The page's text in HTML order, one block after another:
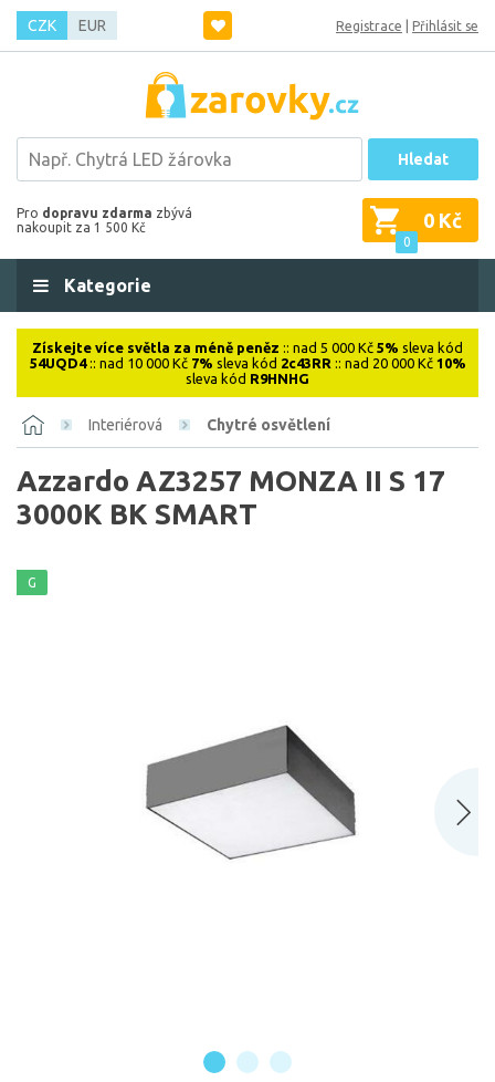
CZK EUR Registrace Přihlásit se
Hledat
Pro dopravu zdarma zbývá
nakoupit za 1 500 Kč
0
0 Kč
Kategorie
Získejte více světla za méně peněz :: nad 5 000 Kč 5% sleva kód
54UQD4:: nad 10 000 Kč 7% sleva kód 2c43RR :: nad 20 000 Kč 10%
sleva kód R9HNHG
Interiérová Chytré osvětlení
Azzardo AZ3257 MONZA II S 17
3000K BK SMART
G